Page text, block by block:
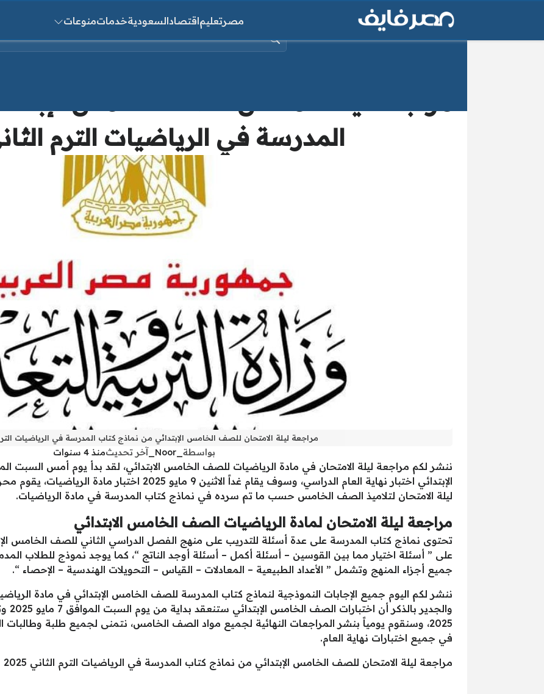
مصرتعليماقتصادالسعوديةخدماتمنوعات
المدرسة في الرياضيات الترم الثاني
مراجعة ليلة الامتحان للصف الخامس الإبتدائي من نماذج كتاب المدرسة في الرياضيات الترم
بواسطة آخر تحديثمنذ 4 سنوات
الإبتدائي اختبار نهاية العام الدراسي، وسوف يقام غداً الاثنين 9 مايو 2025 اختبار مادة الرياضيات، يقوم محرري موقع
ليلة الامتحان لتلاميذ الصف الخامس حسب ما تم سرده في نماذج كتاب المدرسة في مادة الرياضيات.
مراجعة ليلة الامتحان لمادة الرياضيات الصف الخامس الابتدائي
تحتوى نماذج كتاب المدرسة على عدة أسئلة للتدريب على منهج الفصل الدراسي الثاني للصف الخامس
على ” أسئلة اختيار مما بين القوسين – أسئلة أكمل – أسئلة أوجد الناتج “، كما يوجد نموذج للطلاب
جميع أجزاء المنهج وتشمل ” الأعداد الطبيعية – المعادلات – القياس – التحويلات الهندسية – الإحصاء “.
ننشر لكم اليوم جميع الإجابات النموذجية لنماذج كتاب المدرسة للصف الخامس الإبتدائي في مادة
2025، وسنقوم يومياً بنشر المراجعات النهائية لجميع مواد الصف الخامس، نتمنى لجميع طلبة وطالبات
في جميع اختبارات نهاية العام.
مراجعة ليلة الامتحان للصف الخامس الإبتدائي من نماذج كتاب المدرسة في الرياضيات الترم الثاني 2025